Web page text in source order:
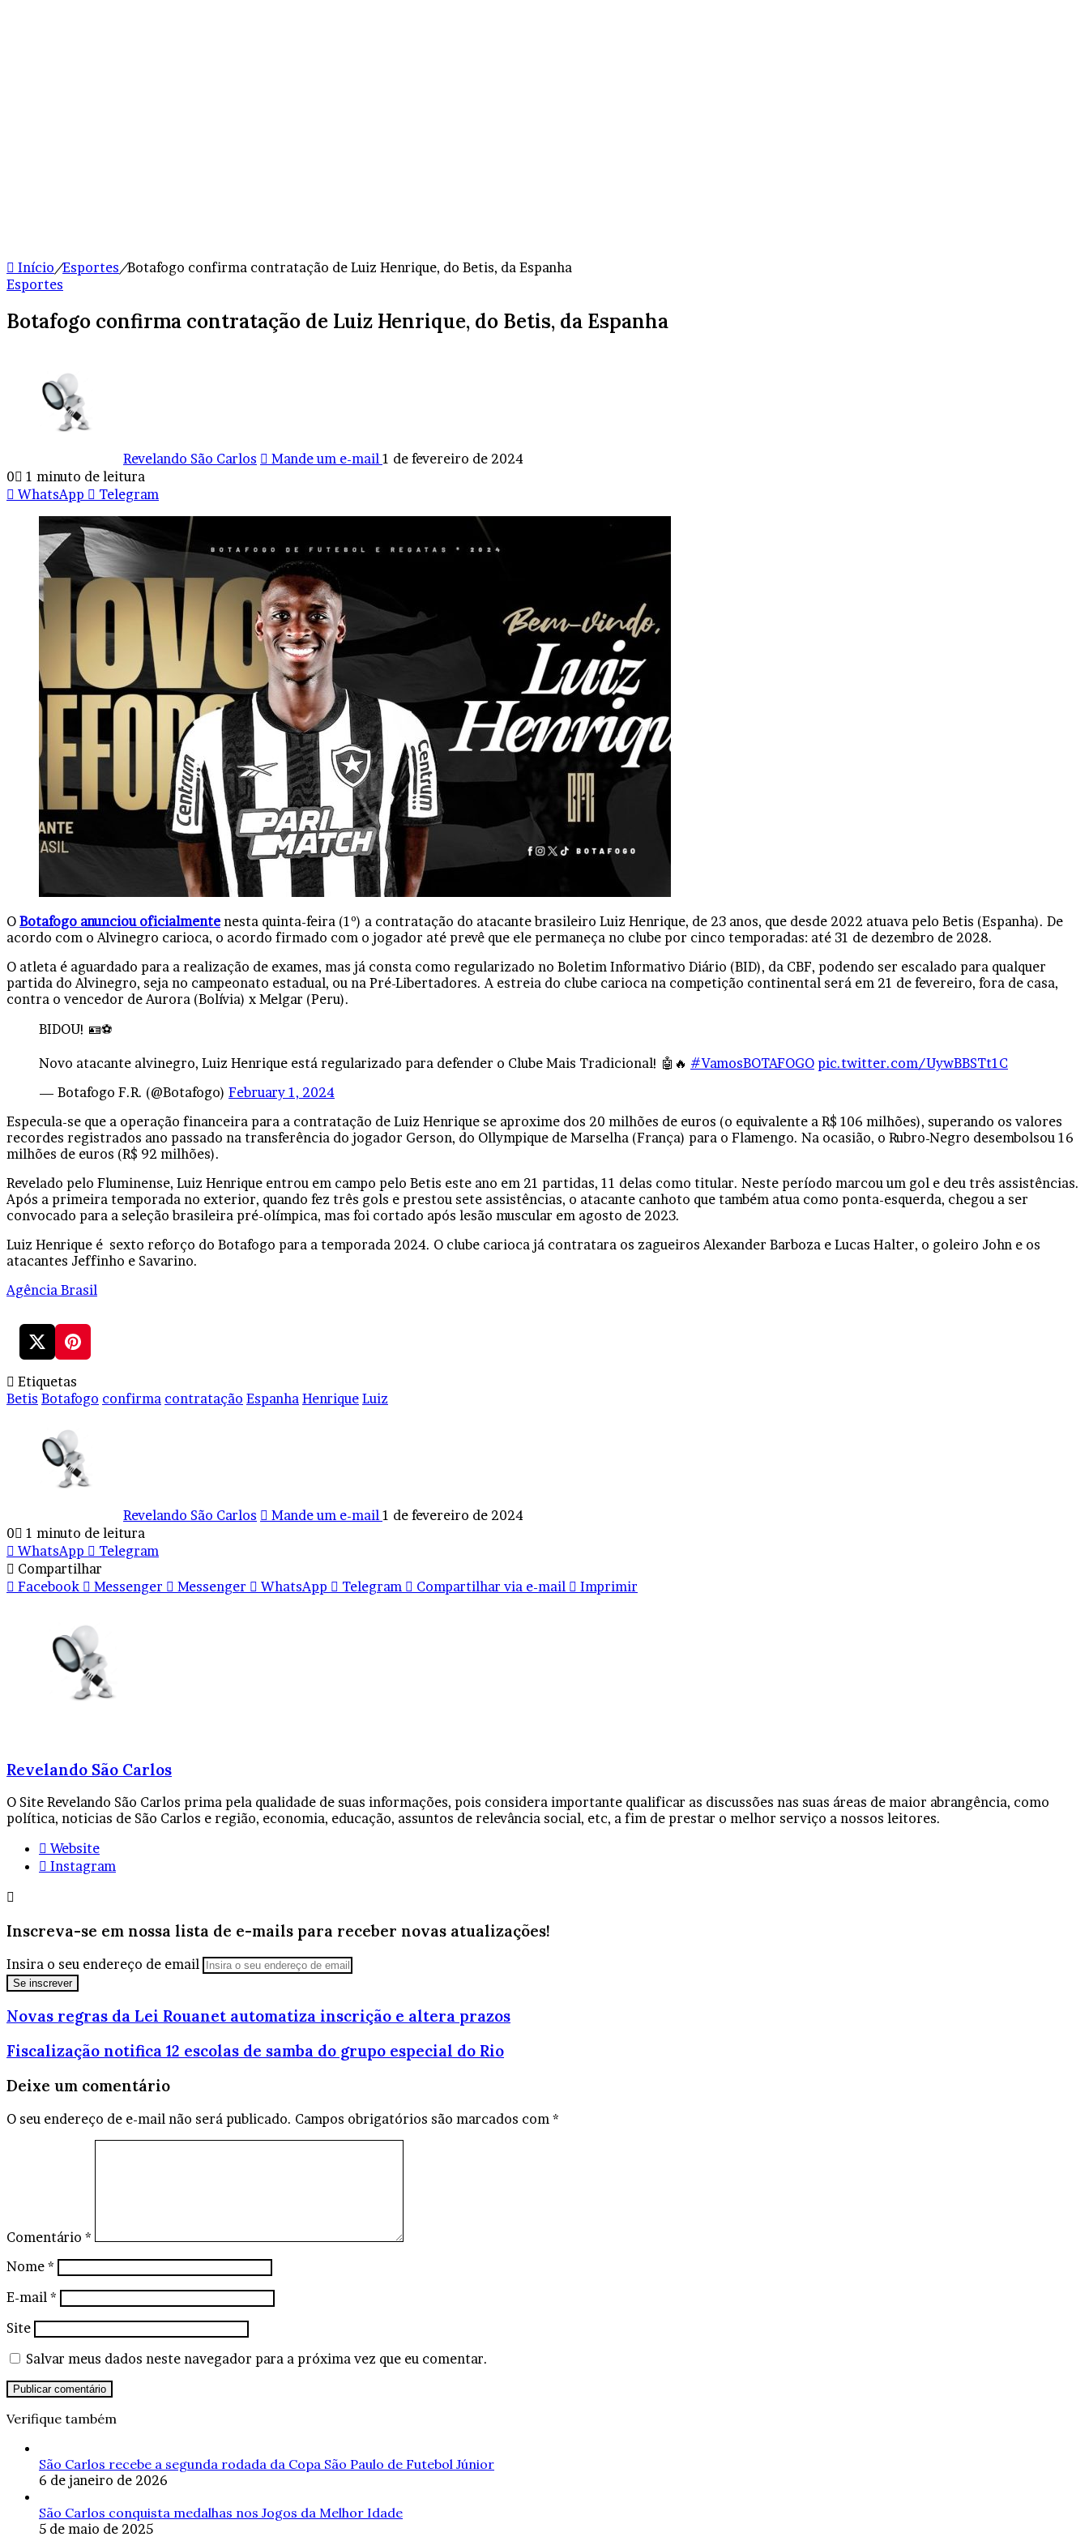
Início/Esportes/Botafogo confirma contratação de Luiz Henrique, do Betis, da Espanha
Esportes
Botafogo confirma contratação de Luiz Henrique, do Betis, da Espanha
Revelando São Carlos Mande um e-mail 1 de fevereiro de 2024
0
1 minuto de leitura
WhatsApp
Telegram
O Botafogo anunciou oficialmentenesta quinta-feira (1º) a contratação do atacante brasileiro Luiz Henrique, de 23 anos, que desde 2022 atuava pelo Betis (Espanha). De
acordo com o Alvinegro carioca, o acordo firmado com o jogador até prevê que ele permaneça no clube por cinco temporadas: até 31 de dezembro de 2028.
O atleta é aguardado para a realização de exames, mas já consta como regularizado no Boletim Informativo Diário (BID), da CBF, podendo ser escalado para qualquer
partida do Alvinegro, seja no campeonato estadual, ou na Pré-Libertadores. A estreia do clube carioca na competição continental será em 21 de fevereiro, fora de casa,
contra o vencedor de Aurora (Bolívia) x Melgar (Peru).
BIDOU! 🪪⚽️
Novo atacante alvinegro, Luiz Henrique está regularizado para defender o Clube Mais Tradicional! 🤖🔥 #VamosBOTAFOGO pic.twitter.com/UywBBSTt1C
— Botafogo F.R. (@Botafogo) February 1, 2024
Especula-se que a operação financeira para a contratação de Luiz Henrique se aproxime dos 20 milhões de euros (o equivalente a R$ 106 milhões), superando os valores
recordes registrados ano passado na transferência do jogador Gerson, do Ollympique de Marselha (França) para o Flamengo. Na ocasião, o Rubro-Negro desembolsou 16
milhões de euros (R$ 92 milhões).
Revelado pelo Fluminense, Luiz Henrique entrou em campo pelo Betis este ano em 21 partidas, 11 delas como titular. Neste período marcou um gol e deu três assistências.
Após a primeira temporada no exterior, quando fez três gols e prestou sete assistências, o atacante canhoto que também atua como ponta-esquerda, chegou a ser
convocado para a seleção brasileira pré-olímpica, mas foi cortado após lesão muscular em agosto de 2023.
Luiz Henrique é sexto reforço do Botafogo para a temporada 2024. O clube carioca já contratara os zagueiros Alexander Barboza e Lucas Halter, o goleiro John e os
atacantes Jeffinho e Savarino.
Agência Brasil
Etiquetas
Betis Botafogo confirma contratação Espanha Henrique Luiz
Revelando São Carlos Mande um e-mail 1 de fevereiro de 2024
0
1 minuto de leitura
WhatsApp
Telegram
Compartilhar
Facebook
Messenger Messenger WhatsApp Telegram Compartilhar via e-mail Imprimir
Revelando São Carlos
O Site Revelando São Carlos prima pela qualidade de suas informações, pois considera importante qualificar as discussões nas suas áreas de maior abrangência, como
política, noticias de São Carlos e região, economia, educação, assuntos de relevância social, etc, a fim de prestar o melhor serviço a nossos leitores.
Website
Instagram
Inscreva-se em nossa lista de e-mails para receber novas atualizações!
Insira o seu endereço de email
Novas regras da Lei Rouanet automatiza inscrição e altera prazos
Fiscalização notifica 12 escolas de samba do grupo especial do Rio
Deixe um comentário
O seu endereço de e-mail não será publicado. Campos obrigatórios são marcados com *
Comentário *
Nome *
E-mail *
Site
Salvar meus dados neste navegador para a próxima vez que eu comentar.
Verifique também
São Carlos recebe a segunda rodada da Copa São Paulo de Futebol Júnior
6 de janeiro de 2026
São Carlos conquista medalhas nos Jogos da Melhor Idade
5 de maio de 2025